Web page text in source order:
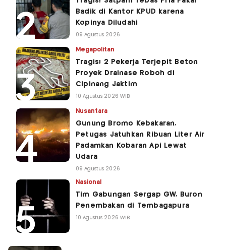
Badik di Kantor KPUD karena
Kopinya Diludahi
09 Agustus 2026
Megapolitan
Tragis! 2 Pekerja Terjepit Beton
Proyek Drainase Roboh di
Cipinang Jaktim
10 Agustus 2026 WIB
Nusantara
Gunung Bromo Kebakaran,
Petugas Jatuhkan Ribuan Liter Air
Padamkan Kobaran Api Lewat
Udara
09 Agustus 2026
Nasional
Tim Gabungan Sergap GW, Buron
Penembakan di Tembagapura
10 Agustus 2026 WIB